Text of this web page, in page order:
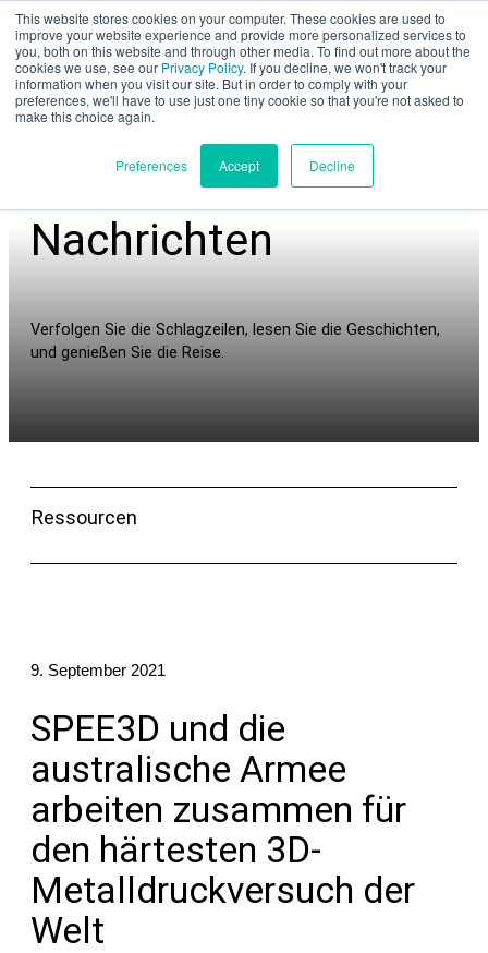
This website stores cookies on your computer. These cookies are used to
improve your website experience and provide more personalized services to
you, both on this website and through other media. To find out more about the
cookies we use, see our Privacy Policy. If you decline, we won't track your
information when you visit our site. But in order to comply with your
preferences, we'll have to use just one tiny cookie so that you're not asked to
make this choice again.
Preferences Accept Decline
Teilbewertung
Produkte
Anwendungen
Ressourcen
X Facebook LinkedIn YouTube
Nachrichten
Verfolgen Sie die Schlagzeilen, lesen Sie die Geschichten,
und genießen Sie die Reise.
Ressourcen
9. September 2021
SPEE3D und die
australische Armee
arbeiten zusammen für
den härtesten 3D-
Metalldruckversuch der
Welt